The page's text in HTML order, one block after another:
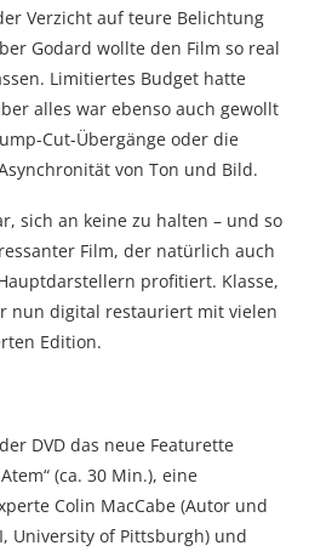
Verzicht auf teure Belichtung
Godard wollte den Film so real
Limitiertes Budget hatte
alles war ebenso auch gewollt
Cut-Übergänge oder die
von Ton und Bild.
sich an keine zu halten – und so
Film, der natürlich auch
profitiert. Klasse,
nun digital restauriert mit vielen
Edition.
DVD das neue Featurette
(ca. 30 Min.), eine
Colin MacCabe (Autor und
University of Pittsburgh) und